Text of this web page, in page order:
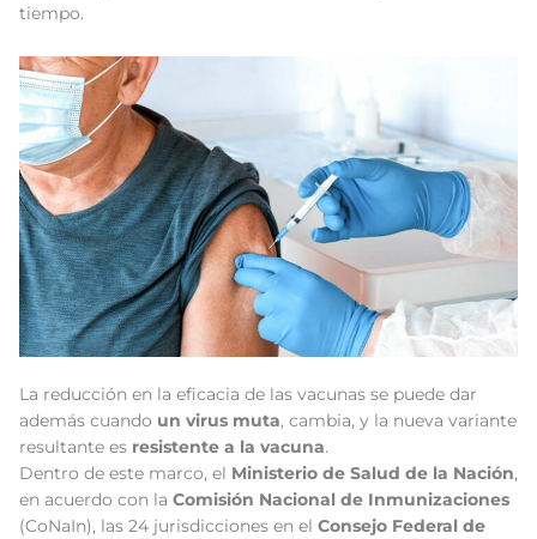
tiempo.
La reducción en la eficacia de las vacunas se puede dar
además cuando un virus muta, cambia, y la nueva variante
resultante es resistente a la vacuna.
Dentro de este marco, el Ministerio de Salud de la Nación,
en acuerdo con la Comisión Nacional de Inmunizaciones
(CoNaIn), las 24 jurisdicciones en el Consejo Federal de